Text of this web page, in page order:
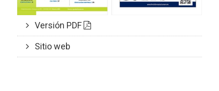
Versión PDF
Sitio web